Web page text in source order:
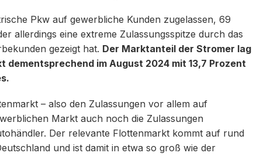
Pkw auf gewerbliche Kunden zugelassen, 69
allerdings eine extreme Zulassungsspitze durch das
gezeigt hat. Der Marktanteil der Stromer lag
dementsprechend im August 2024 mit 13,7 Prozent
– also den Zulassungen vor allem auf
Markt auch noch die Zulassungen
Der relevante Flottenmarkt kommt auf rund
und ist damit in etwa so groß wie der